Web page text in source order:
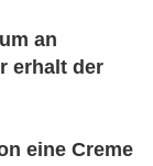
an
erhalt der
eine Creme